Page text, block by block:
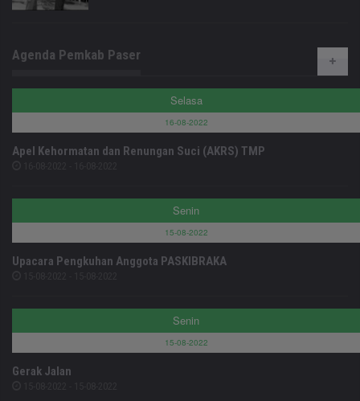
Agenda Pemkab Paser
Selasa
16-08-2022
Apel Kehormatan dan Renungan Suci (AKRS) TMP
Senin
15-08-2022
Upacara Pengkuhan Anggota PASKIBRAKA
Senin
15-08-2022
Gerak Jalan